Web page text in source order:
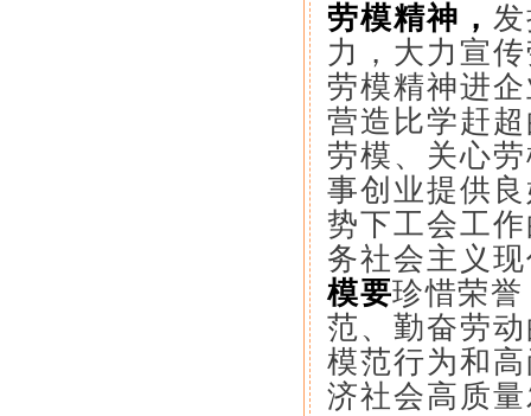
劳模精神，
力，大力宣
劳模精神进
营造比学赶
劳模、关心
事创业提供
势下工会工
务社会主义
模要珍惜荣誉
范、勤奋劳
模范行为和
济社会高质